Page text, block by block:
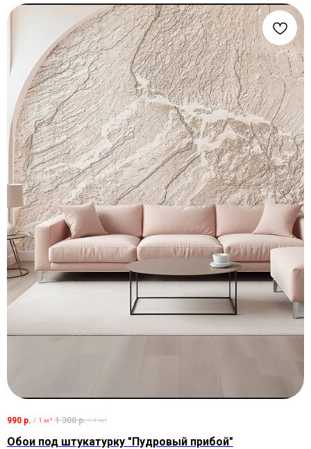
990 р. / 1 м² 1 300 р. / 1 м²
Обои под штукатурку "Пудровый прибой"